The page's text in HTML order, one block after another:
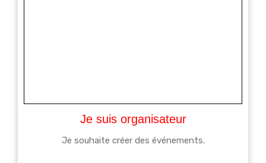
Je suis organisateur
Je souhaite créer des événements.